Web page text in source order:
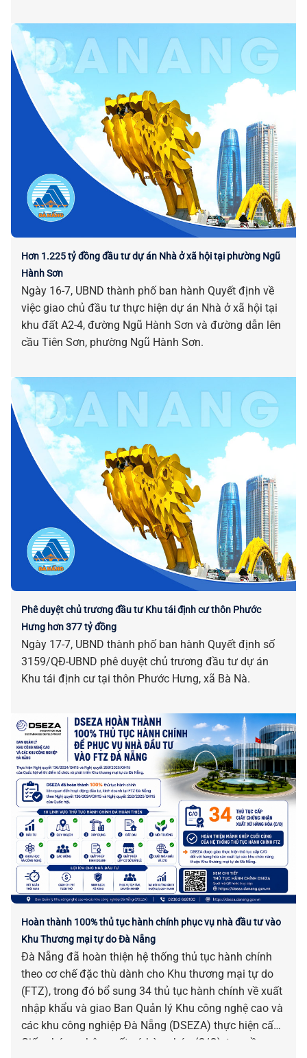
Hơn 1.225 tỷ đồng đầu tư dự án Nhà ở xã hội tại phường Ngũ
Hành Sơn
Ngày 16-7, UBND thành phố ban hành Quyết định về
việc giao chủ đầu tư thực hiện dự án Nhà ở xã hội tại
khu đất A2-4, đường Ngũ Hành Sơn và đường dẫn lên
cầu Tiên Sơn, phường Ngũ Hành Sơn.
Phê duyệt chủ trương đầu tư Khu tái định cư thôn Phước
Hưng hơn 377 tỷ đồng
Ngày 17-7, UBND thành phố ban hành Quyết định số
3159/QĐ-UBND phê duyệt chủ trương đầu tư dự án
Khu tái định cư tại thôn Phước Hưng, xã Bà Nà.
Hoàn thành 100% thủ tục hành chính phục vụ nhà đầu tư vào
Khu Thương mại tự do Đà Nẵng
Đà Nẵng đã hoàn thiện hệ thống thủ tục hành chính
theo cơ chế đặc thù dành cho Khu thương mại tự do
(FTZ), trong đó bổ sung 34 thủ tục hành chính về xuất
nhập khẩu và giao Ban Quản lý Khu công nghệ cao và
các khu công nghiệp Đà Nẵng (DSEZA) thực hiện cấp
Giấy chứng nhận xuất xứ hàng hóa (C/O), tạo nền